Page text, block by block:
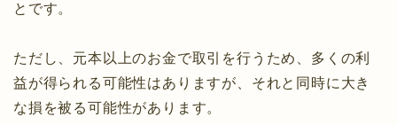
とです。
ただし、元本以上のお金で取引を行うため、多くの利
益が得られる可能性はありますが、それと同時に大き
な損を被る可能性があります。